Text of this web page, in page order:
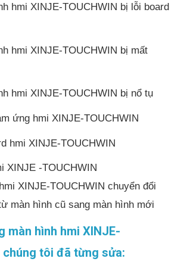
hmi XINJE-TOUCHWIN bị lỗi board
hmi XINJE-TOUCHWIN bị mất
hmi XINJE-TOUCHWIN bị nổ tụ
ứng hmi XINJE-TOUCHWIN
hmi XINJE-TOUCHWIN
XINJE -TOUCHWIN
XINJE-TOUCHWIN chuyển đổi
màn hình cũ sang màn hình mới
màn hình hmi XINJE-
chúng tôi đã từng sửa: